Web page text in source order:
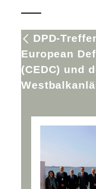
DPD-
European
(CEDC) und